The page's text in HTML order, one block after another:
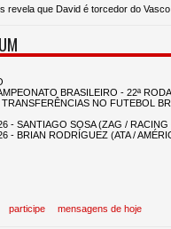
revela que David é torcedor do Vasco
participe mensagens de hoje